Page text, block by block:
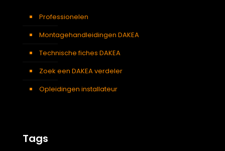
Professionelen
Montagehandleidingen DAKEA
Technische fiches DAKEA
Zoek een DAKEA verdeler
Opleidingen installateur
Tags